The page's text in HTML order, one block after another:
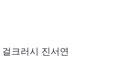
크러시 진서연